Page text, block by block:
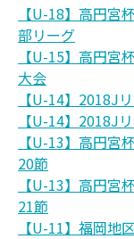
【U-18】高円宮
部リーグ
【U-15】高円宮
大会
【U-14】2018J
【U-14】2018J
【U-13】高円宮
20節
【U-13】高円宮
21節
【U-11】福岡地